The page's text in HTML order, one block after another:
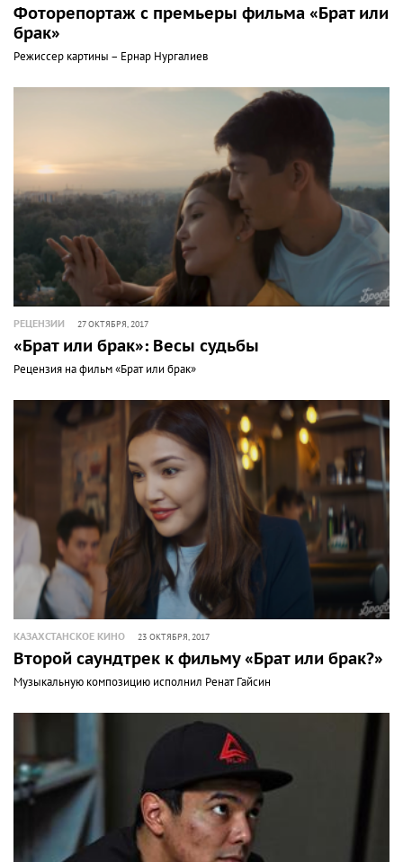
Фоторепортаж с премьеры фильма «Брат или
брак»
Режиссер картины – Ернар Нургалиев
РЕЦЕНЗИИ 27 ОКТЯБРЯ, 2017
«Брат или брак»: Весы судьбы
Рецензия на фильм «Брат или брак»
КАЗАХСТАНСКОЕ КИНО 23 ОКТЯБРЯ, 2017
Второй саундтрек к фильму «Брат или брак?»
Музыкальную композицию исполнил Ренат Гайсин